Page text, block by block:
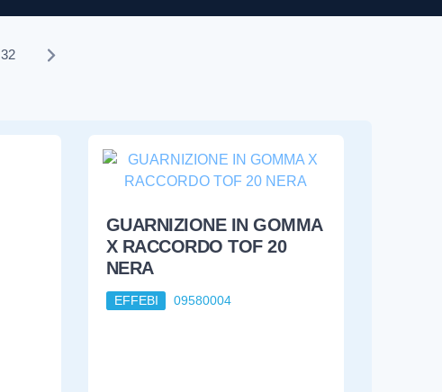
32
GUARNIZIONE IN GOMMA
X RACCORDO TOF 20
NERA
EFFEBI 09580004